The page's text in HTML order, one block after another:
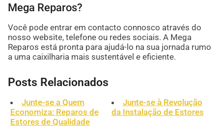
Mega Reparos?
Você pode entrar em contacto connosco através do
nosso website, telefone ou redes sociais. A Mega
Reparos está pronta para ajudá-lo na sua jornada rumo
a uma caixilharia mais sustentável e eficiente.
Posts Relacionados
Junte-se a Quem
Economiza: Reparos de
Estores de Qualidade
Junte-se à Revolução
da Instalação de Estores